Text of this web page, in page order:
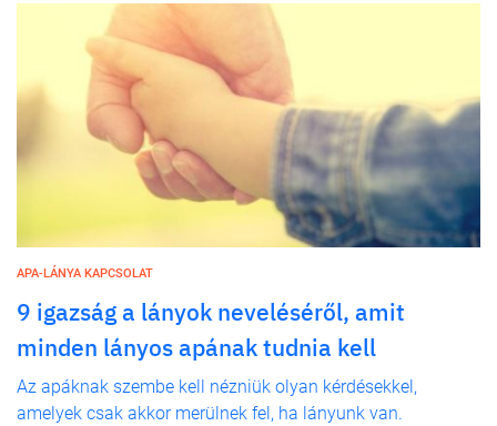
APA-LÁNYA KAPCSOLAT
9 igazság a lányok neveléséről, amit
minden lányos apának tudnia kell
Az apáknak szembe kell nézniük olyan kérdésekkel,
amelyek csak akkor merülnek fel, ha lányunk van.